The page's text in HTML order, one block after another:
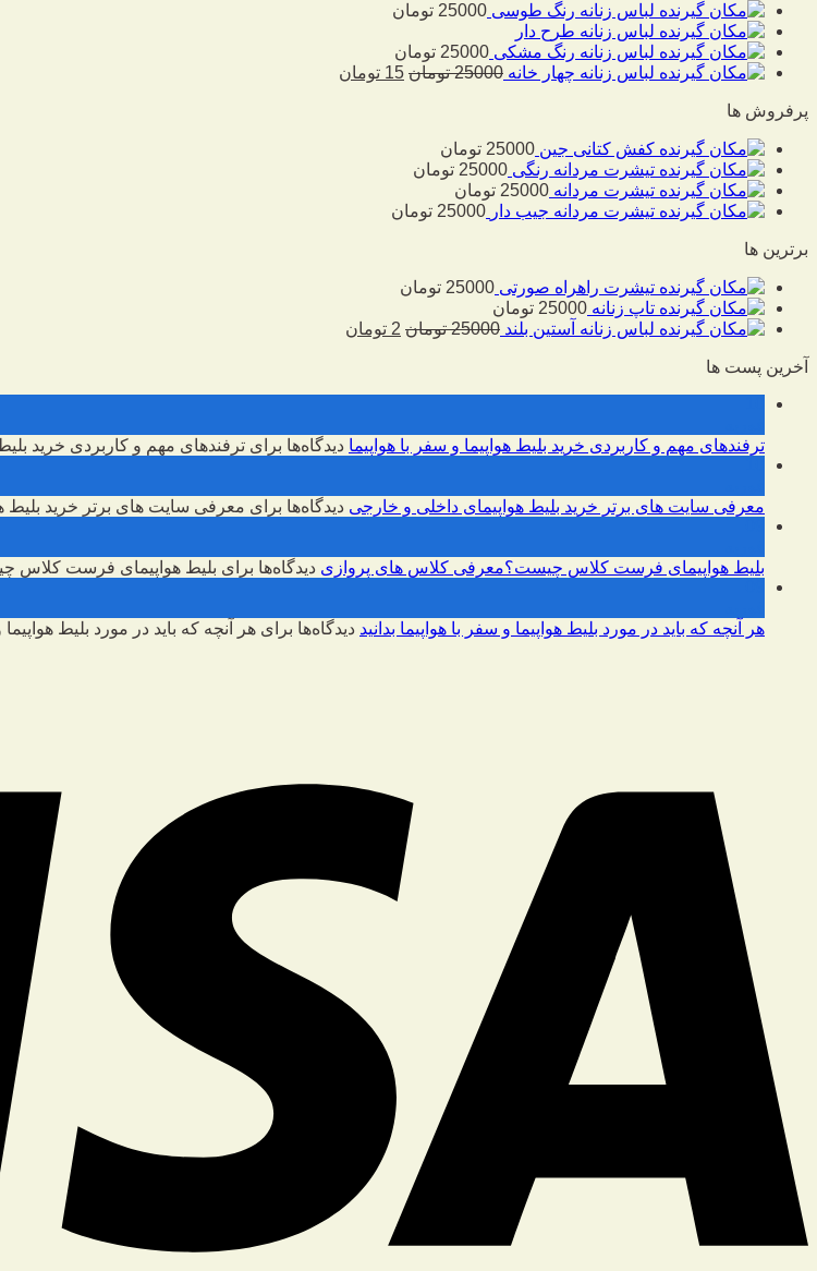
لباس زنانه رنگ طوسی 25000 تومان
لباس زنانه طرح دار
لباس زنانه رنگ مشکی 25000 تومان
لباس زنانه چهار خانه 25000 تومان 15 تومان
پرفروش ها
کفش کتانی جین 25000 تومان
تیشرت مردانه رنگی 25000 تومان
تیشرت مردانه 25000 تومان
تیشرت مردانه جیب دار 25000 تومان
برترین ها
تیشرت راهراه صورتی 25000 تومان
تاپ زنانه 25000 تومان
لباس زنانه آستین بلند 25000 تومان 2 تومان
آخرین پست ها
ترفندهای مهم و کاربردی خرید بلیط هواپیما و سفر با هواپیما دیدگاه‌ها برای ترفندهای مهم و کاربردی خرید بلیط
معرفی سایت های برتر خرید بلیط هواپیمای داخلی و خارجی دیدگاه‌ها برای معرفی سایت های برتر خرید بلیط
بلیط هواپیمای فرست کلاس چیست؟معرفی کلاس های پروازی دیدگاه‌ها برای بلیط هواپیمای فرست
هر آنچه که باید در مورد بلیط هواپیما و سفر با هواپیما بدانید دیدگاه‌ها برای هر آنچه که باید در مورد بلیط هواپیما